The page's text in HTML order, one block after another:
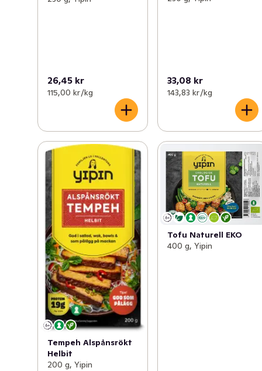
26,45 kr
115,00 kr /kg
33,08 kr
143,83 kr /kg
Tempeh Alspånsrökt
Helbit
200 g, Yipin
Tofu Naturell EKO
400 g, Yipin